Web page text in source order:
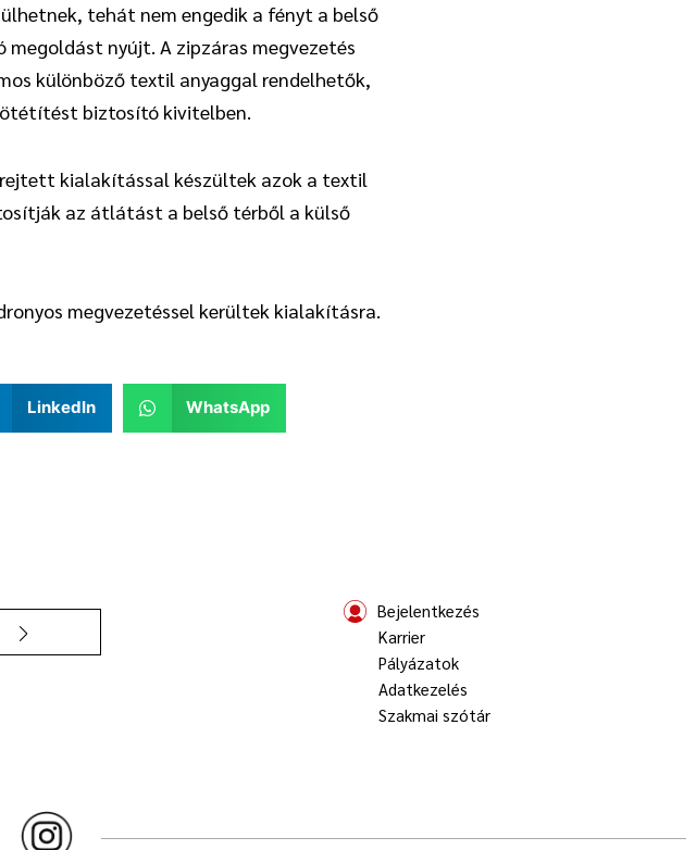
tehát nem engedik a fényt a belső
nyújt. A zipzáras megvezetés
különböző textil anyaggal rendelhetők,
biztosító kivitelben.
kialakítással készültek azok a textil
az átlátást a belső térből a külső
megvezetéssel kerültek kialakításra.
LinkedIn WhatsApp
Bejelentkezés
Karrier
Pályázatok
Adatkezelés
Szakmai szótár